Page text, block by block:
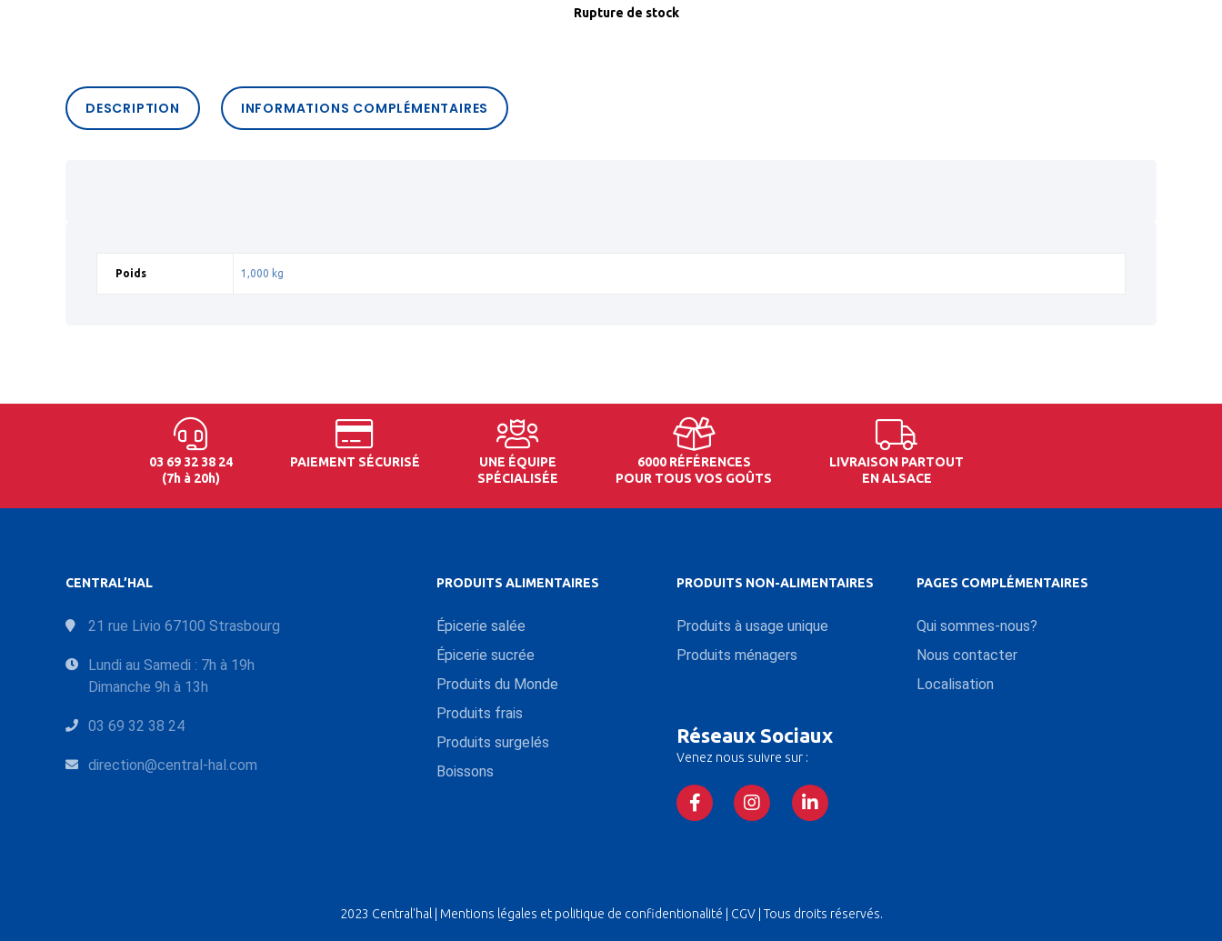
Rupture de stock
DESCRIPTION INFORMATIONS COMPLÉMENTAIRES
Poids 1,000 kg
03 69 32 38 24
(7h à 20h)
PAIEMENT SÉCURISÉ
UNE ÉQUIPE
SPÉCIALISÉE
6000 RÉFÉRENCES
POUR TOUS VOS GOÛTS
LIVRAISON PARTOUT
EN ALSACE
CENTRAL’HAL
21 rue Livio 67100 Strasbourg
Lundi au Samedi : 7h à 19h
Dimanche 9h à 13h
03 69 32 38 24
direction@central-hal.com
PRODUITS ALIMENTAIRES
Épicerie salée
Épicerie sucrée
Produits du Monde
Produits frais
Produits surgelés
Boissons
PRODUITS NON-ALIMENTAIRES
Produits à usage unique
Produits ménagers
Réseaux Sociaux
Venez nous suivre sur :
PAGES COMPLÉMENTAIRES
Qui sommes-nous?
Nous contacter
Localisation
2023 Central'hal | Mentions légales et politique de confidentionalité CGV | Tous droits réservés.